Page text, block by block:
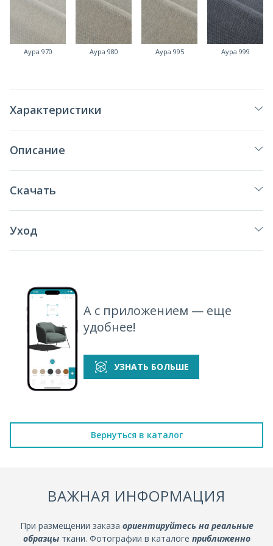
Аура 970 Аура 980 Аура 995 Аура 999
Характеристики
Описание
Скачать
Уход
А с приложением — еще
удобнее!
УЗНАТЬ БОЛЬШЕ
Вернуться в каталог
ВАЖНАЯ ИНФОРМАЦИЯ
При размещении заказа ориентируйтесь на реальные
образцыткани. Фотографии в каталоге приближенно